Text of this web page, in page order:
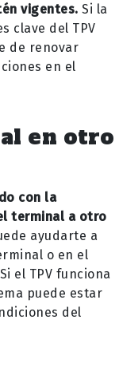
vigentes. Si la
clave del TPV
de renovar
en el
en otro
con la
terminal a otro
ayudarte a
o en el
el TPV funciona
puede estar
del